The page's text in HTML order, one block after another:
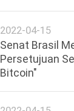
2022-04-15
Senat Brasil
Persetujuan
Bitcoin"